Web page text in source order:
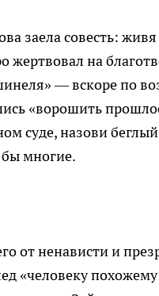
заела совесть:
на
— вскоре по
«ворошить
суде, назови
бы многие.
от ненависти и
«человеку